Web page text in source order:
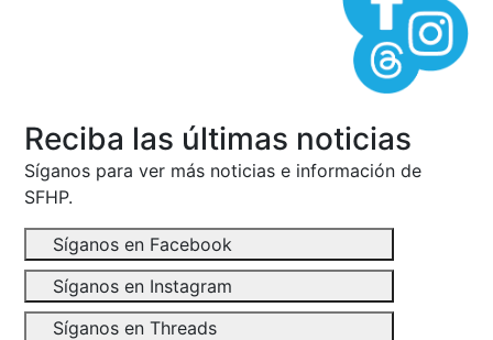
Reciba las últimas noticias
Síganos para ver más noticias e información de
SFHP.
Síganos en Facebook
Síganos en Instagram
Síganos en Threads